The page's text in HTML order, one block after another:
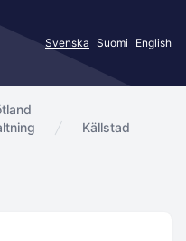
Svenska Suomi English
Källstad